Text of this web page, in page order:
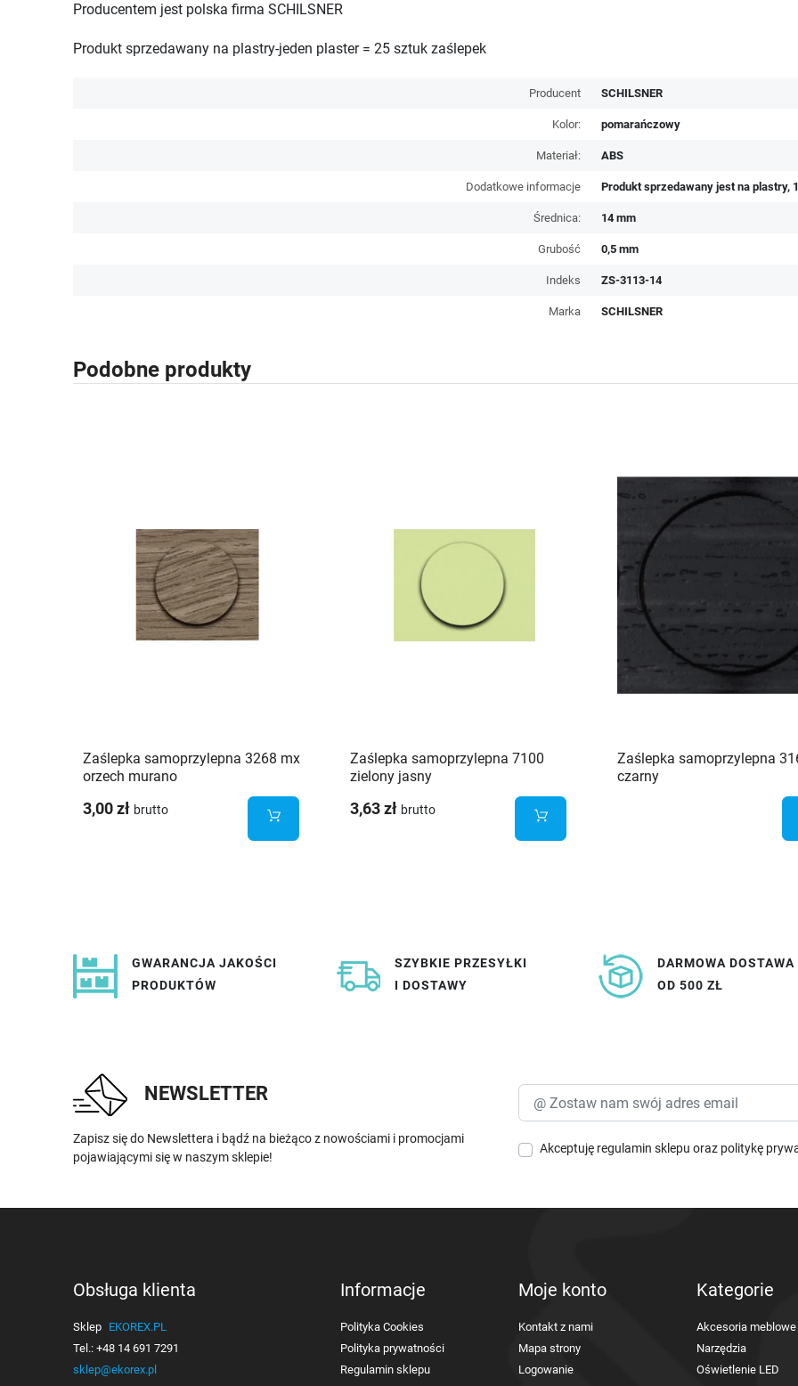
Producentem jest polska firma SCHILSNER
Produkt sprzedawany na plastry-jeden plaster = 25 sztuk zaślepek
Producent SCHILSNER
Kolor: pomarańczowy
Materiał: ABS
Dodatkowe informacje Produkt sprzedawany jest na plastry,
Średnica: 14 mm
Grubość 0,5 mm
Indeks ZS-3113-14
Marka SCHILSNER
Podobne produkty
Zaślepka samoprzylepna 3268 mx
orzech murano
3,00 zł brutto
Zaślepka samoprzylepna 7100
zielony jasny
3,63 zł brutto
Zaślepka samoprzylepna
czarny
GWARANCJA JAKOŚCI
PRODUKTÓW
SZYBKIE PRZESYŁKI
I DOSTAWY
DARMOWA DOSTAWA
OD 500 ZŁ
NEWSLETTER
Zapisz się do Newslettera i bądź na bieżąco z nowościami i promocjami
pojawiającymi się w naszym sklepie!
Akceptuję regulamin sklepu oraz politykę
Obsługa klienta
Sklep EKOREX.PL
Tel.: +48 14 691 7291
sklep@ekorex.pl
Informacje
Polityka Cookies
Polityka prywatności
Regulamin sklepu
Moje konto
Kontakt z nami
Mapa strony
Logowanie
Kategorie
Akcesoria meblowe
Narzędzia
Oświetlenie LED